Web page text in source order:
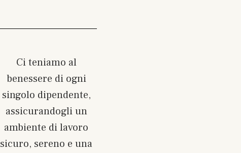
Ci teniamo al
benessere di ogni
singolo dipendente,
assicurandogli un
ambiente di lavoro
sicuro, sereno e una